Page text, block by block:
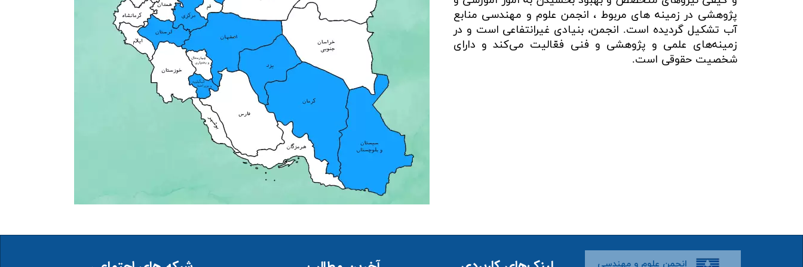
پژوهشی در زمینه های مربوط ، انجمن علوم و مهندسی منابع
آب تشكيل گرديده است. انجمن، بنيادی غيرانتفاعی است و در
زمینه‌های علمی و پژوهشی و فنی فعّالیت می‌كند و دارای
شخصیت حقوقی است.​​​​​​​
انجمن علوم و مهندسی